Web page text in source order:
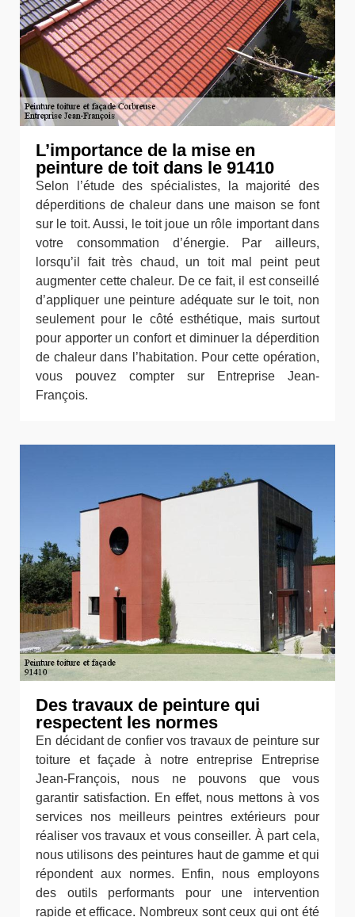
L’importance de la mise en
peinture de toit dans le 91410
Selon l’étude des spécialistes, la majorité des
déperditions de chaleur dans une maison se font
sur le toit. Aussi, le toit joue un rôle important dans
votre consommation d’énergie. Par ailleurs,
lorsqu’il fait très chaud, un toit mal peint peut
augmenter cette chaleur. De ce fait, il est conseillé
d’appliquer une peinture adéquate sur le toit, non
seulement pour le côté esthétique, mais surtout
pour apporter un confort et diminuer la déperdition
de chaleur dans l’habitation. Pour cette opération,
vous pouvez compter sur Entreprise Jean-
François.
Des travaux de peinture qui
respectent les normes
En décidant de confier vos travaux de peinture sur
toiture et façade à notre entreprise Entreprise
Jean-François, nous ne pouvons que vous
garantir satisfaction. En effet, nous mettons à vos
services nos meilleurs peintres extérieurs pour
réaliser vos travaux et vous conseiller. À part cela,
nous utilisons des peintures haut de gamme et qui
répondent aux normes. Enfin, nous employons
des outils performants pour une intervention
rapide et efficace. Nombreux sont ceux qui ont été